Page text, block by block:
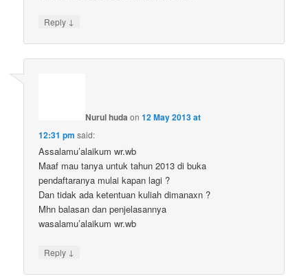
Reply ↓
Nurul huda on12 May 2013 at
12:31 pm said:
Assalamu’alaikum wr.wb
Maaf mau tanya untuk tahun 2013 di buka
pendaftaranya mulai kapan lagi ?
Dan tidak ada ketentuan kuliah dimanaxn ?
Mhn balasan dan penjelasannya
wasalamu’alaikum wr.wb
Reply ↓